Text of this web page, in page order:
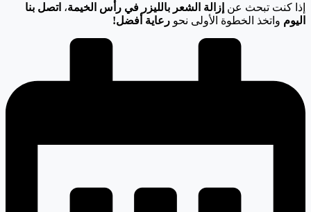
إذا كنت تبحث عن إزالة الشعر بالليزر في رأس الخيمة، اتصل بنا
اليوم واتخذ الخطوة الأولى نحو رعاية أفضل!